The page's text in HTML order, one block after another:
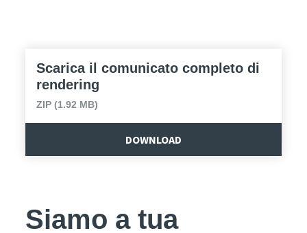
Scarica il comunicato completo di
rendering
ZIP (1.92 MB)
DOWNLOAD
Siamo a tua